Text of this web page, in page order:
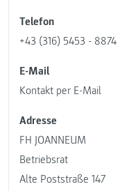
Telefon
+43 (316) 5453 - 8874
E-Mail
Kontakt per E-Mail
Adresse
FH JOANNEUM
Betriebsrat
Alte Poststraße 147